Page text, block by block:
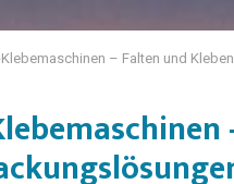
– Falten und